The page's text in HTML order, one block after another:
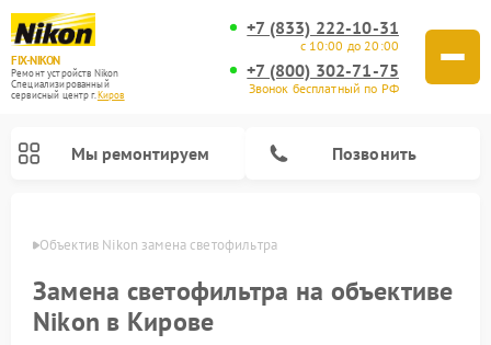
FIX-NIKON
Ремонт устройств Nikon
Специализированный
cервисный центр г.Киров
+7 (833) 222-10-31
с 10:00 до 20:00
+7 (800) 302-71-75
Звонок бесплатный по РФ
Мы ремонтируем Позвонить
Объектив Nikon замена светофильтра
Замена светофильтра на объективе
Nikon в Кирове